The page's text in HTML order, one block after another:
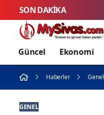
SON DAKİKA
Güncel Ekonomi
Haberler Genel
GENEL